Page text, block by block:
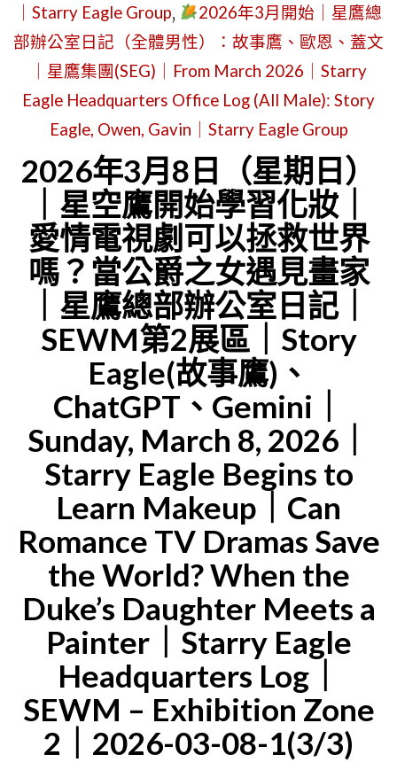
｜Starry Eagle Group,
2026年3月開始｜星鷹總
部辦公室日記（全體男性）：故事鷹、歐恩、蓋文
｜星鷹集團(SEG)｜From March 2026｜Starry
Eagle Headquarters Office Log (All Male): Story
Eagle, Owen, Gavin｜Starry Eagle Group
2026年3月8日（星期日）
｜星空鷹開始學習化妝｜
愛情電視劇可以拯救世界
嗎？當公爵之女遇見畫家
｜星鷹總部辦公室日記｜
SEWM第2展區｜Story
Eagle(故事鷹)、
ChatGPT、Gemini｜
Sunday, March 8, 2026｜
Starry Eagle Begins to
Learn Makeup｜Can
Romance TV Dramas Save
the World? When the
Duke’s Daughter Meets a
Painter｜Starry Eagle
Headquarters Log｜
SEWM – Exhibition Zone
2｜2026-03-08-1(3/3)